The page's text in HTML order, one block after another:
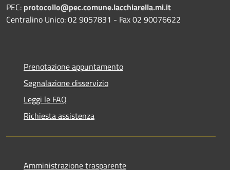
PEC: protocollo@pec.comune.lacchiarella.mi.it
Centralino Unico: 02 9057831 - Fax 02 90076622
Prenotazione appuntamento
Segnalazione disservizio
Leggi le FAQ
Richiesta assistenza
Amministrazione trasparente